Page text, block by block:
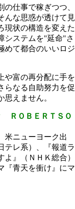
仕事で稼ぎつつ、
な思惑が透けて見
現状の構造を変えた
システムを"延命"さ
めて都合のいいロジ
や富の再分配に手を
らなる自助努力を促
えません。
ＲＯＢＥＲＴＳＯ
米ニューヨーク出
テレ系）、『報道ラ
』（ＮＨＫ総合）
『青天を衝け』にマ